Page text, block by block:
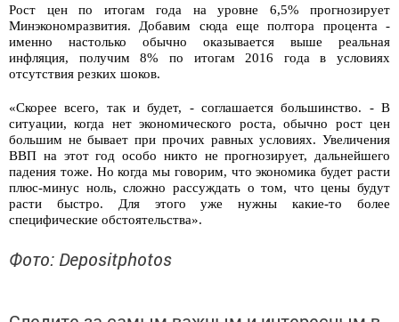
Рост цен по итогам года на уровне 6,5% прогнозирует
Минэкономразвития. Добавим сюда еще полтора процента -
именно настолько обычно оказывается выше реальная
инфляция, получим 8% по итогам 2016 года в условиях
отсутствия резких шоков.
«Скорее всего, так и будет, - соглашается большинство. - В
ситуации, когда нет экономического роста, обычно рост цен
большим не бывает при прочих равных условиях. Увеличения
ВВП на этот год особо никто не прогнозирует, дальнейшего
падения тоже. Но когда мы говорим, что экономика будет расти
плюс-минус ноль, сложно рассуждать о том, что цены будут
расти быстро. Для этого уже нужны какие-то более
специфические обстоятельства».
Фото: Depositphotos